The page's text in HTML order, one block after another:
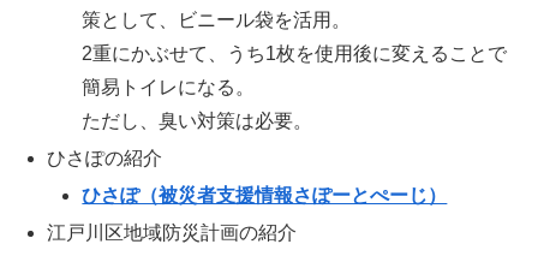
策として、ビニール袋を活用。
2重にかぶせて、うち1枚を使用後に変えることで
簡易トイレになる。
ただし、臭い対策は必要。
ひさぽの紹介
ひさぽ（被災者支援情報さぽーとぺーじ）
江戸川区地域防災計画の紹介